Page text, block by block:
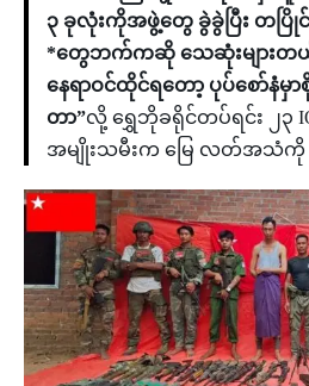
၃ ခုလုံးကိုအဖွဲ့တွေ ခွဲခွဲပြီး တပ
*တွေဘက်ကဆို သေဆုံးများတ
နေရာဝင်ထိုင်ရတော့ ပုပ်စော်နံမှ
တာ”လို့ ရွှေဘိုခရိုင်တပ်ရင်း ၂၃
အမျိုးသမီးက မြေ လတ်အသံကို